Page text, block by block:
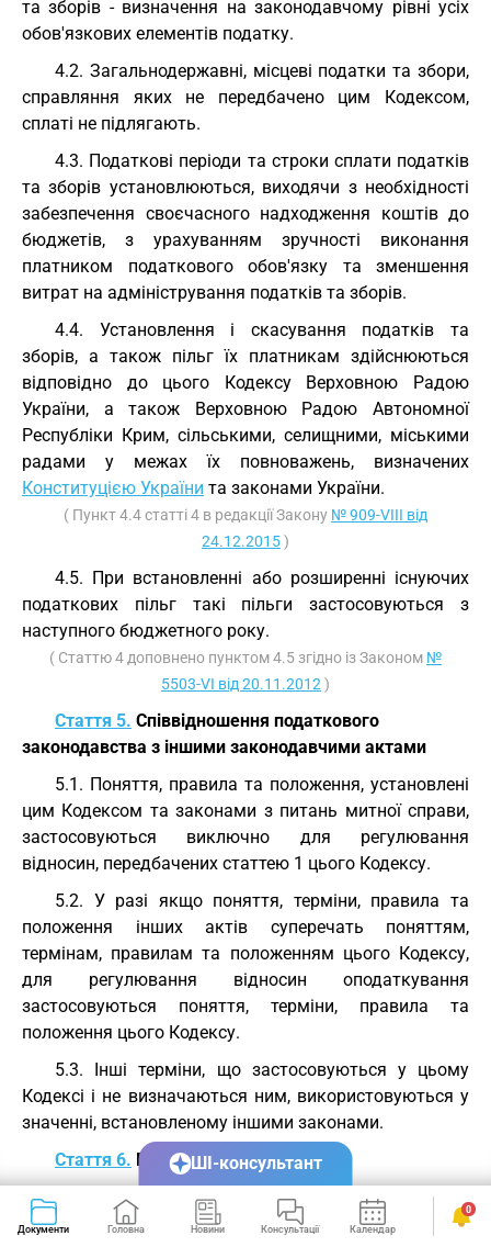
та зборів - визначення на законодавчому рівні усіх
обов'язкових елементів податку.
4.2. Загальнодержавні, місцеві податки та збори,
справляння яких не передбачено цим Кодексом,
сплаті не підлягають.
4.3. Податкові періоди та строки сплати податків
та зборів установлюються, виходячи з необхідності
забезпечення своєчасного надходження коштів до
бюджетів, з урахуванням зручності виконання
платником податкового обов'язку та зменшення
витрат на адміністрування податків та зборів.
4.4. Установлення і скасування податків та
зборів, а також пільг їх платникам здійснюються
відповідно до цього Кодексу Верховною Радою
України, а також Верховною Радою Автономної
Республіки Крим, сільськими, селищними, міськими
радами у межах їх повноважень, визначених
Конституцією України та законами України.
( Пункт 4.4 статті 4 в редакції Закону № 909-VIII від
24.12.2015)
4.5. При встановленні або розширенні існуючих
податкових пільг такі пільги застосовуються з
наступного бюджетного року.
( Статтю 4 доповнено пунктом 4.5 згідно із Законом №
5503-VI від 20.11.2012 )
Стаття 5. Співвідношення податкового
законодавства з іншими законодавчими актами
5.1. Поняття, правила та положення, установлені
цим Кодексом та законами з питань митної справи,
застосовуються виключно для регулювання
відносин, передбачених статтею 1 цього Кодексу.
5.2. У разі якщо поняття, терміни, правила та
положення інших актів суперечать поняттям,
термінам, правилам та положенням цього Кодексу,
для регулювання відносин оподаткування
застосовуються поняття, терміни, правила та
положення цього Кодексу.
5.3. Інші терміни, що застосовуються у цьому
Кодексі і не визначаються ним, використовуються у
значенні, встановленому іншими законами.
Стаття 6. Поняття податку та збору
6.1. Податком є обов'язковий, безумовний платіж
до відповідного бюджету або на єдиний рахунок, що
Документи Головна Новини Консультації Календар Сервіси
0
ШІ-консультант